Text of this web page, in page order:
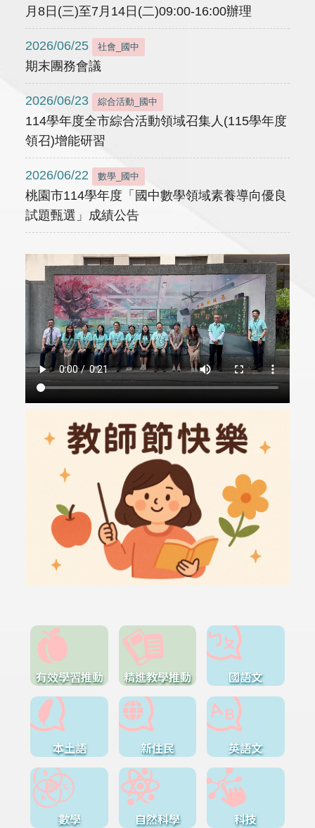
月8日(三)至7月14日(二)09:00-16:00辦理
2026/06/25 社會_國中
期末團務會議
2026/06/23 綜合活動_國中
114學年度全市綜合活動領域召集人(115學年度
領召)增能研習
2026/06/22 數學_國中
桃園市114學年度「國中數學領域素養導向優良
試題甄選」成績公告
有效學習推動 精進教學推動 國語文
本土語 新住民 英語文
數學 自然科學 科技